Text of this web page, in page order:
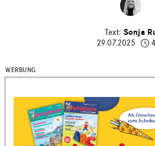
Sonja
29.07.2025